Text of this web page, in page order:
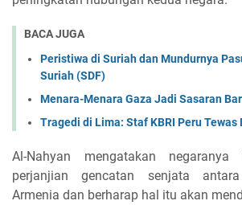
BACA JUGA
Peristiwa di Suriah dan Mundurnya
Suriah (SDF)
Menara-Menara Gaza Jadi Sasaran
Tragedi di Lima: Staf KBRI Peru Tewas
Al-Nahyan mengatakan
perjanjian gencatan senjata
Armenia dan berharap hal itu akan